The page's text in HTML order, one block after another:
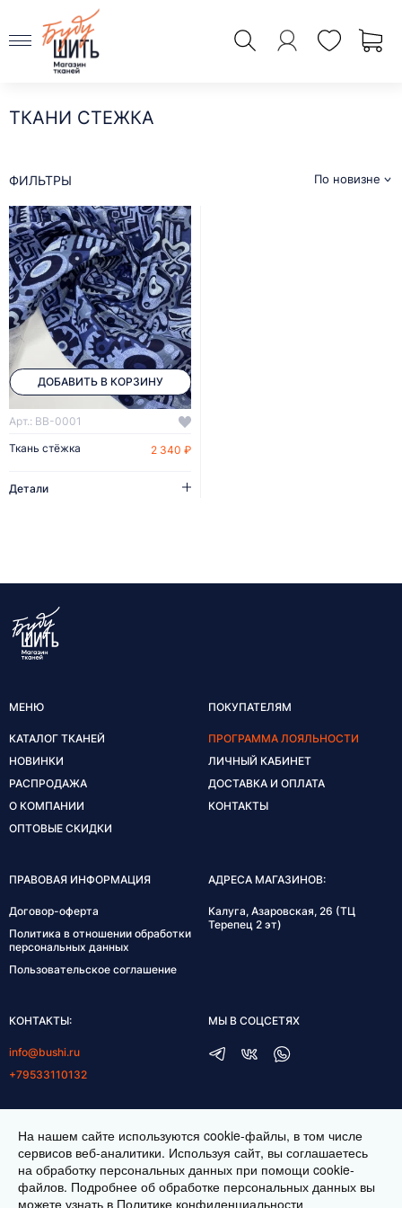
ТКАНИ СТЕЖКА
По новизне
ФИЛЬТРЫ
ДОБАВИТЬ В КОРЗИНУ
Арт.: BB-0001
Ткань стёжка
2 340 ₽
Детали
МЕНЮ
КАТАЛОГ ТКАНЕЙ
НОВИНКИ
РАСПРОДАЖА
О КОМПАНИИ
ОПТОВЫЕ СКИДКИ
ПОКУПАТЕЛЯМ
ПРОГРАММА ЛОЯЛЬНОСТИ
ЛИЧНЫЙ КАБИНЕТ
ДОСТАВКА И ОПЛАТА
КОНТАКТЫ
ПРАВОВАЯ ИНФОРМАЦИЯ
Договор-оферта
Политика в отношении обработки
персональных данных
Пользовательское соглашение
АДРЕСА МАГАЗИНОВ:
Калуга, Азаровская, 26 (ТЦ
Терепец 2 эт)
КОНТАКТЫ:
info@bushi.ru
+79533110132
пн-пт 10:00-19:00
сб 11:00-17:00
МЫ В СОЦСЕТЯХ
На нашем сайте используются cookie-файлы, в том числе
сервисов веб-аналитики. Используя сайт, вы соглашаетесь
на обработку персональных данных при помощи cookie-
файлов. Подробнее об обработке персональных данных вы
можете узнать в Политике конфиденциальности